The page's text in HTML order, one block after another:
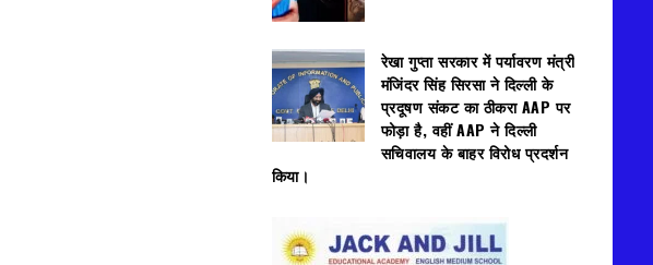
रेखा गुप्ता सरकार में पर्यावरण मंत्री
मंजिंदर सिंह सिरसा ने दिल्ली के
प्रदूषण संकट का ठीकरा AAP पर
फोड़ा है, वहीं AAP ने दिल्ली
सचिवालय के बाहर विरोध प्रदर्शन
किया।